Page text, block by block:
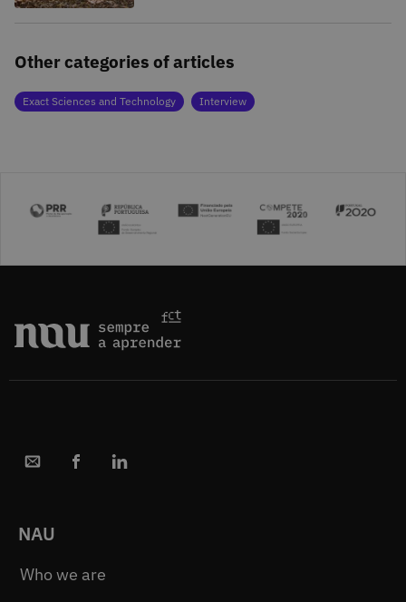
Other categories of articles
Exact Sciences and Technology Interview
NAU
Who we are